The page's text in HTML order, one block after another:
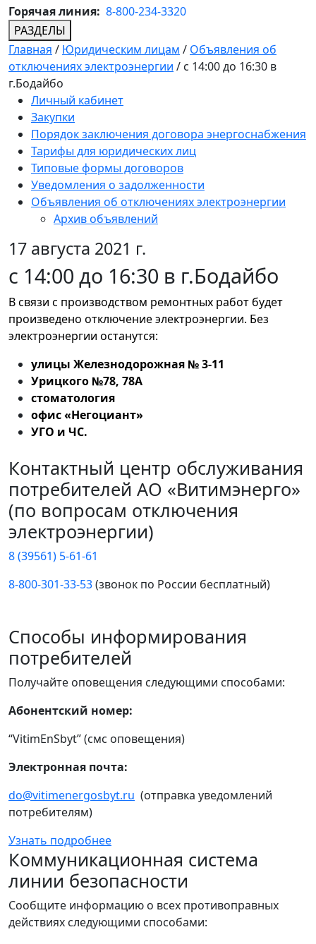
Горячая линия: 8-800-234-3320
РАЗДЕЛЫ
Главная / Юридическим лицам / Объявления об
отключениях электроэнергии / с 14:00 до 16:30 в
г.Бодайбо
Личный кабинет
Закупки
Порядок заключения договора энергоснабжения
Тарифы для юридических лиц
Типовые формы договоров
Уведомления о задолженности
Объявления об отключениях электроэнергии
Архив объявлений
17 августа 2021 г.
с 14:00 до 16:30 в г.Бодайбо
В связи с производством ремонтных работ будет
произведено отключение электроэнергии. Без
электроэнергии останутся:
улицы Железнодорожная № 3-11
Урицкого №78, 78А
стоматология
офис «Негоциант»
УГО и ЧС.
Контактный центр обслуживания
потребителей АО «Витимэнерго»
(по вопросам отключения
электроэнергии)
8 (39561) 5-61-61
8-800-301-33-53(звонок по России бесплатный)
Способы информирования
потребителей
Получайте оповещения следующими способами:
Абонентский номер:
“VitimEnSbyt” (смс оповещения)
Электронная почта:
do@vitimenergosbyt.ru (отправка уведомлений
потребителям)
Узнать подробнее
Коммуникационная система
линии безопасности
Сообщите информацию о всех противоправных
действиях следующими способами: